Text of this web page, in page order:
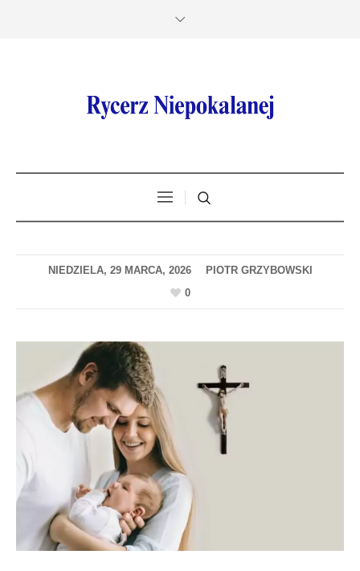
NIEDZIELA, 29 MARCA, 2026
0